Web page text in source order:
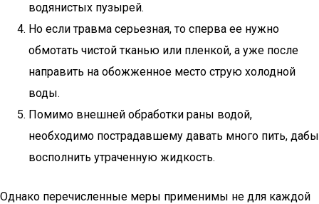
водянистых пузырей.
Но если травма серьезная, то сперва ее нужно
обмотать чистой тканью или пленкой, а уже после
направить на обожженное место струю холодной
воды.
Помимо внешней обработки раны водой,
необходимо пострадавшему давать много пить, дабы
восполнить утраченную жидкость.
Однако перечисленные меры применимы не для каждой